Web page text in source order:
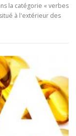
la catégorie « verbes
à l'extérieur des